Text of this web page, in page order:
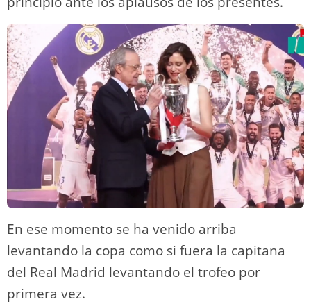
En ese momento se ha venido arriba
levantando la copa como si fuera la capitana
del Real Madrid levantando el trofeo por
primera vez.